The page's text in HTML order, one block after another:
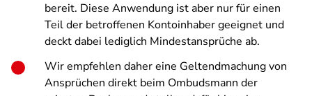
bereit. Diese Anwendung ist aber nur für einen
Teil der betroffenen Kontoinhaber geeignet und
deckt dabei lediglich Mindestansprüche ab.
Wir empfehlen daher eine Geltendmachung von
Ansprüchen direkt beim Ombudsmann der